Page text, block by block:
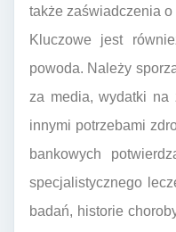
także zaświadczenia
Kluczowe jest
powoda. Należy
za media, wydatki na
innymi potrzebami
bankowych
specjalistycznego
badań, historie